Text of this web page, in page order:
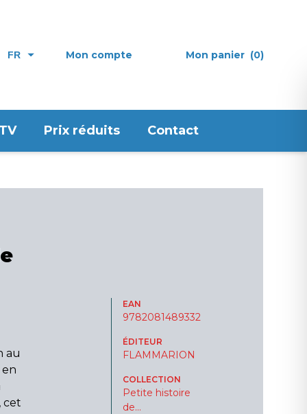
FR Mon compte Mon panier (0)
Prix réduits Contact
au
cet
EAN
9782081489332
ÉDITEUR
FLAMMARION
COLLECTION
Petite histoire
de...